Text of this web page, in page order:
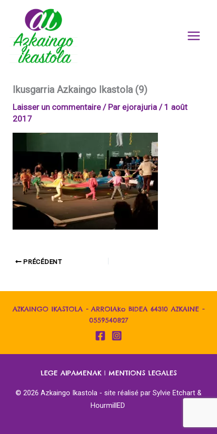
contenu
Ikusgarria Azkaingo Ikastola (9)
Laisser un commentaire / Par ejorajuria / 1 août
2017
PRÉCÉDENT
AZKAINGO IKASTOLA - ARROIAko BIDEA 64310 AZKAINE -
0559540827
LEGE AIPAMENAK| MENTIONS LEGALES
© 2026 Azkaingo Ikastola - site réalisé par Sylvie Etchart &
HourmillED